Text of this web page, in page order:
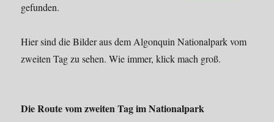
gefunden.
Hier sind die Bilder aus dem Algonquin Nationalpark vom
zweiten Tag zu sehen. Wie immer, klick mach groß.
Die Route vom zweiten Tag im Nationalpark